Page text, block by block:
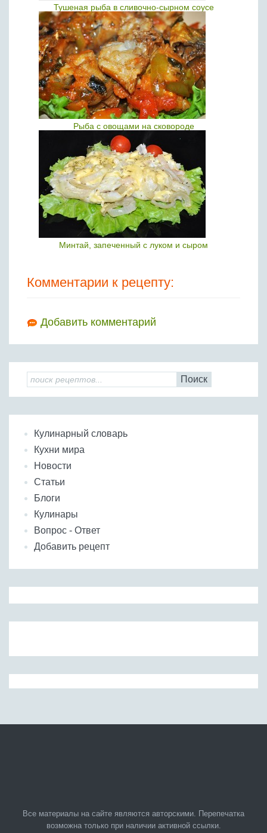
Тушеная рыба в сливочно-сырном соусе
Рыба с овощами на сковороде
Минтай, запеченный с луком и сыром
Комментарии к рецепту:
Добавить комментарий
Поиск
Кулинарный словарь
Кухни мира
Новости
Статьи
Блоги
Кулинары
Вопрос - Ответ
Добавить рецепт
Все материалы на сайте являются авторскими. Перепечатка
возможна только при наличии активной ссылки.